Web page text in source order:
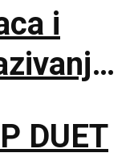
i
DUET